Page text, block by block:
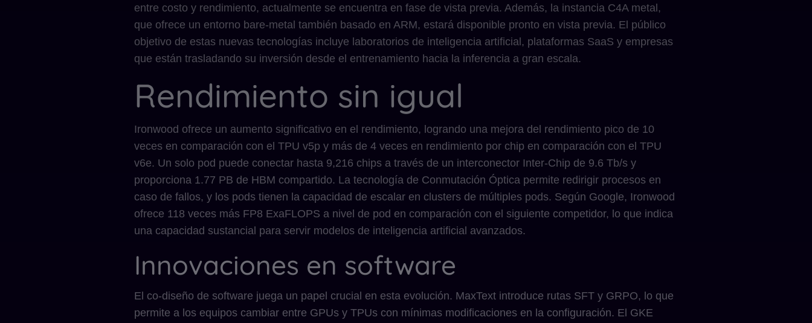
entre costo y rendimiento, actualmente se encuentra en fase de vista previa. Además, la instancia C4A metal,
que ofrece un entorno bare-metal también basado en ARM, estará disponible pronto en vista previa. El público
objetivo de estas nuevas tecnologías incluye laboratorios de inteligencia artificial, plataformas SaaS y empresas
que están trasladando su inversión desde el entrenamiento hacia la inferencia a gran escala.
Rendimiento sin igual
Ironwood ofrece un aumento significativo en el rendimiento, logrando una mejora del rendimiento pico de 10
veces en comparación con el TPU v5p y más de 4 veces en rendimiento por chip en comparación con el TPU
v6e. Un solo pod puede conectar hasta 9,216 chips a través de un interconector Inter-Chip de 9.6 Tb/s y
proporciona 1.77 PB de HBM compartido. La tecnología de Conmutación Óptica permite redirigir procesos en
caso de fallos, y los pods tienen la capacidad de escalar en clusters de múltiples pods. Según Google, Ironwood
ofrece 118 veces más FP8 ExaFLOPS a nivel de pod en comparación con el siguiente competidor, lo que indica
una capacidad sustancial para servir modelos de inteligencia artificial avanzados.
Innovaciones en software
El co-diseño de software juega un papel crucial en esta evolución. MaxText introduce rutas SFT y GRPO, lo que
permite a los equipos cambiar entre GPUs y TPUs con mínimas modificaciones en la configuración. El GKE